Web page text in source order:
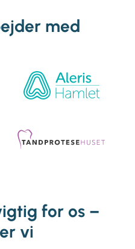
med
for os –
vi